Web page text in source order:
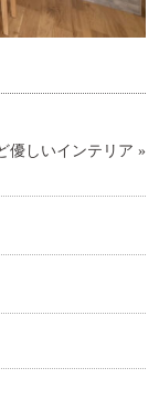
優しいインテリア »